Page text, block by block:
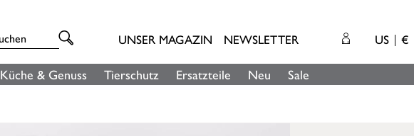
UNSER MAGAZIN NEWSLETTER US €
Küche & Genuss Tierschutz Ersatzteile Neu Sale